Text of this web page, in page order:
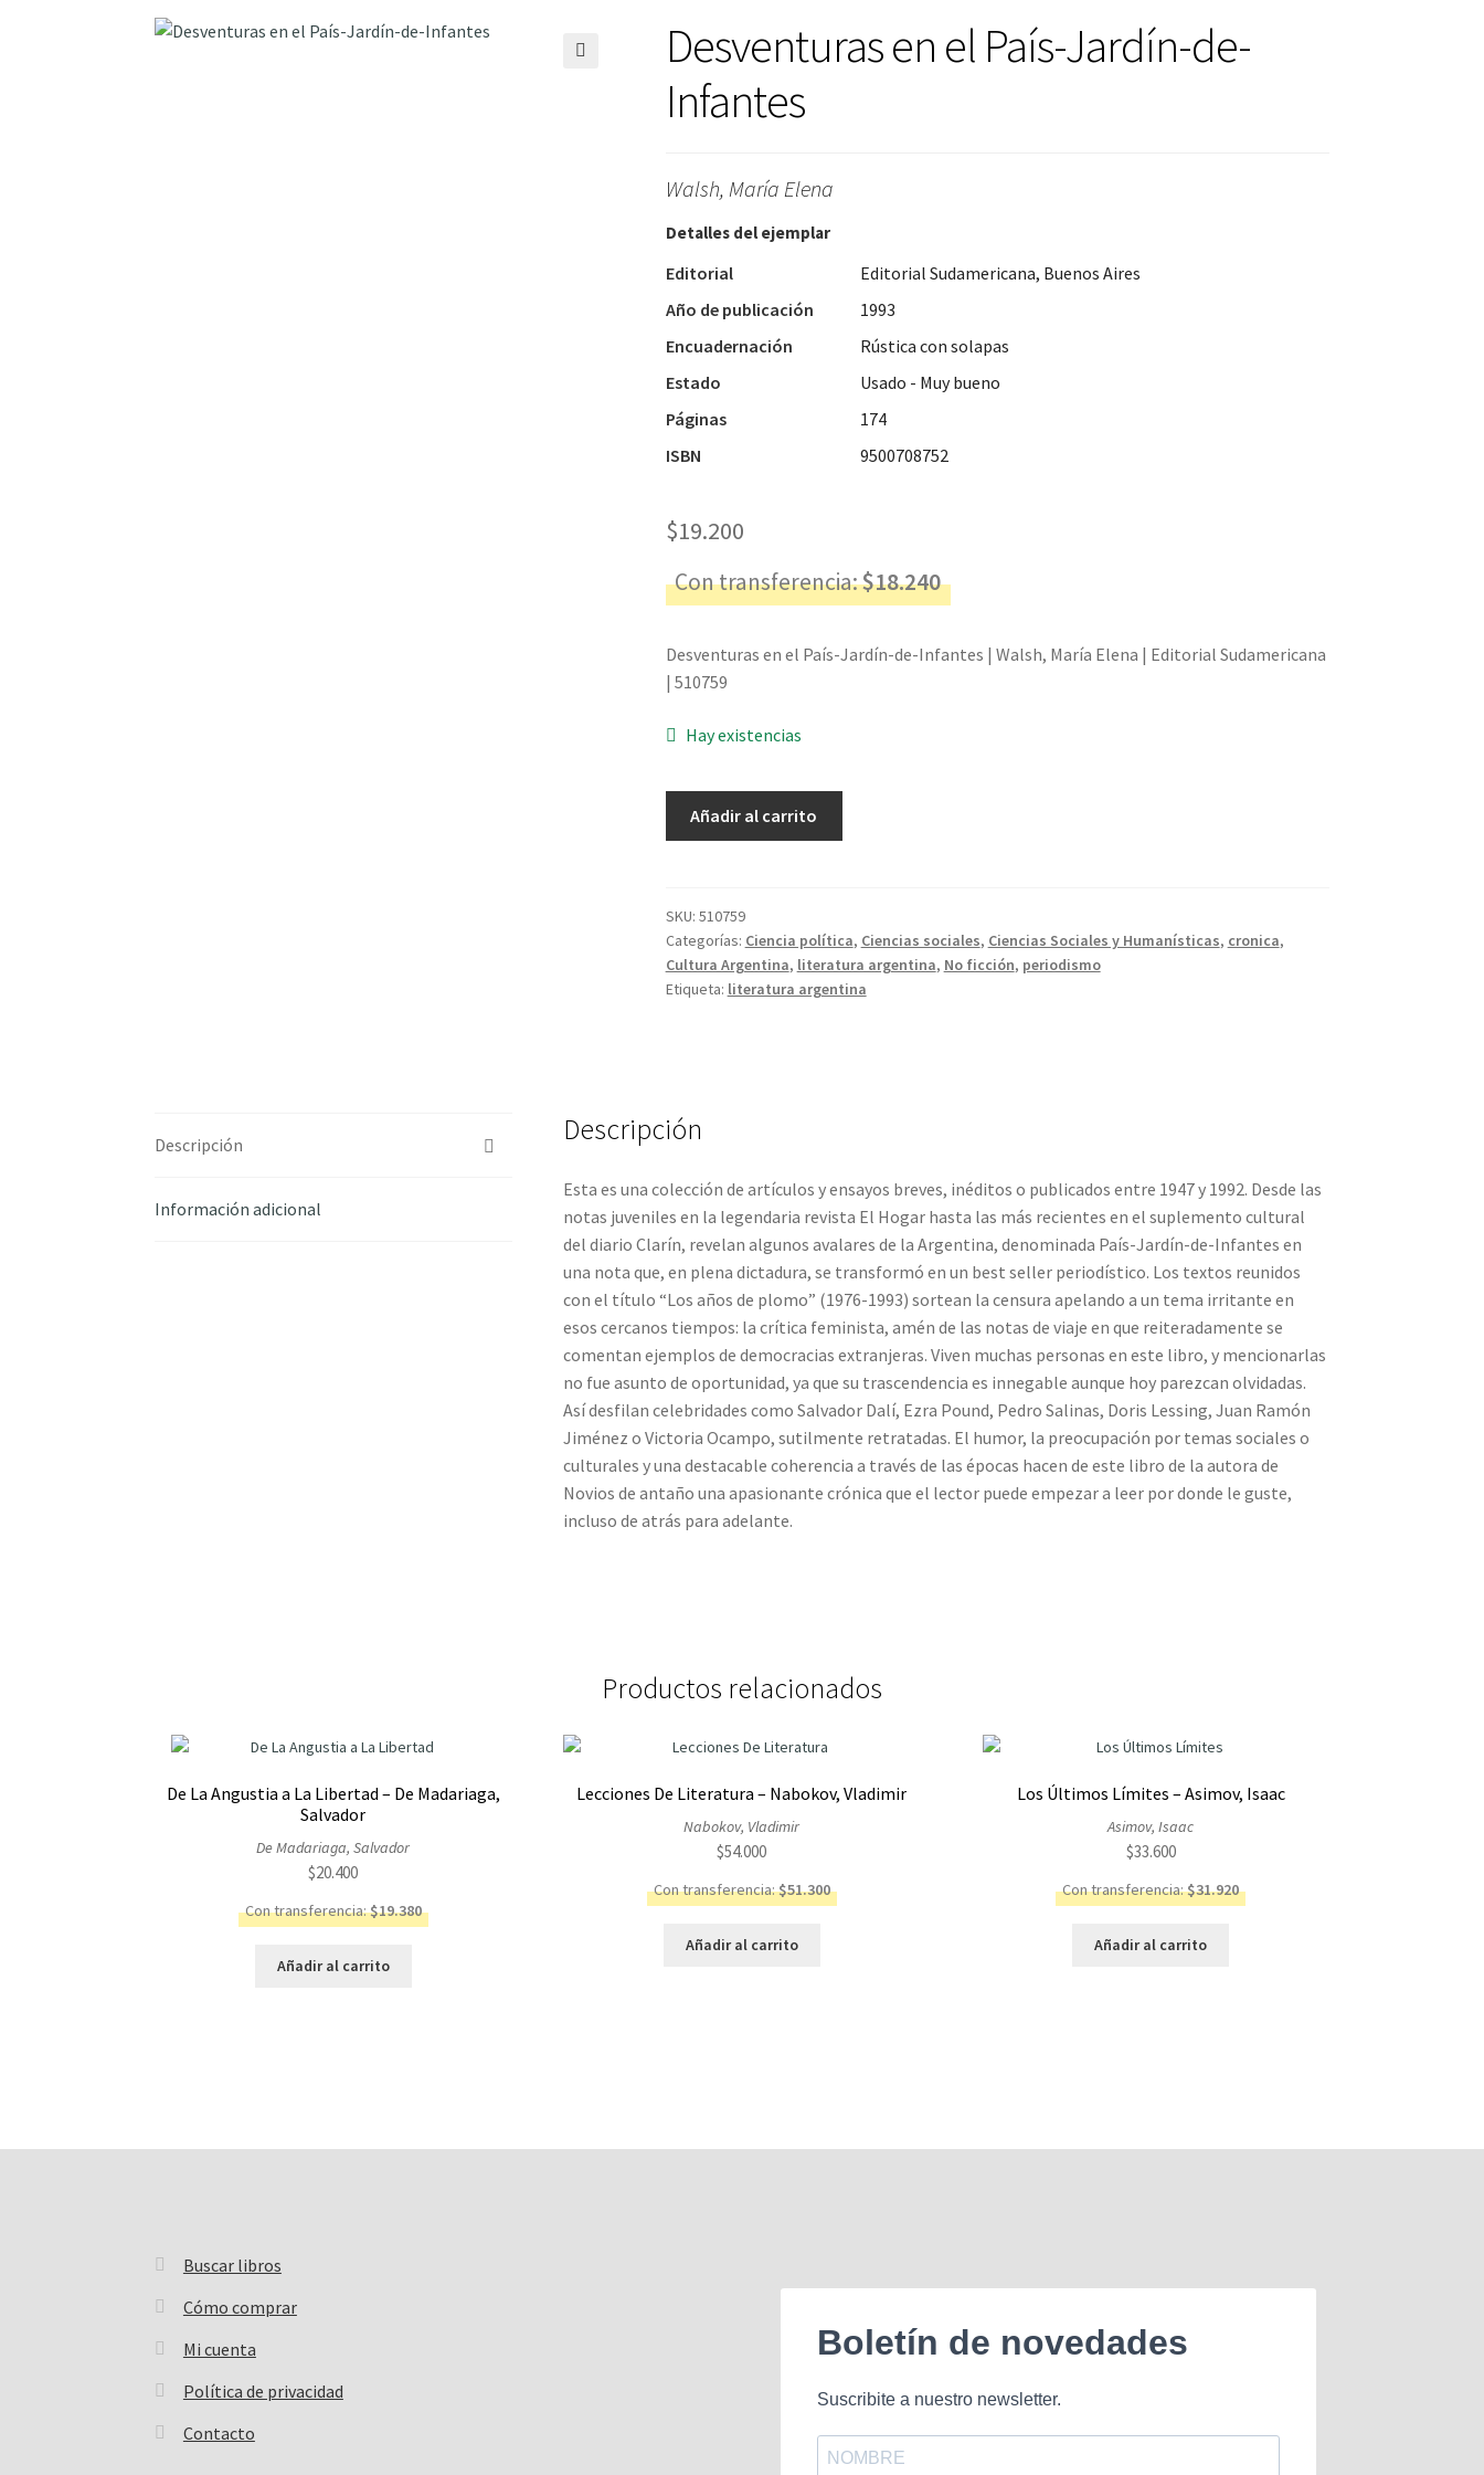
Desventuras en el País-Jardín-de-
Infantes
Walsh, María Elena
Detalles del ejemplar
Editorial
Editorial Sudamericana, Buenos Aires
Año de publicación
1993
Encuadernación
Rústica con solapas
Estado
Usado - Muy bueno
Páginas
174
ISBN
9500708752
$19.200
Con transferencia:$18.240
Desventuras en el País-Jardín-de-Infantes | Walsh, María Elena | Editorial Sudamericana
| 510759
Hay existencias
Jardín-
de-
Infantes
-
Añadir al carrito
SKU: 510759
Categorías: Ciencia política, Ciencias sociales, Ciencias Sociales y Humanísticas, cronica,
Cultura Argentina, literatura argentina, No ficción, periodismo
Etiqueta: literatura argentina
Descripción
Información adicional
Descripción
Esta es una colección de artículos y ensayos breves, inéditos o publicados entre 1947 y 1992. Desde las
notas juveniles en la legendaria revista El Hogar hasta las más recientes en el suplemento cultural
del diario Clarín, revelan algunos avalares de la Argentina, denominada País-Jardín-de-Infantes en
una nota que, en plena dictadura, se transformó en un best seller periodístico. Los textos reunidos
con el título “Los años de plomo” (1976-1993) sortean la censura apelando a un tema irritante en
esos cercanos tiempos: la crítica feminista, amén de las notas de viaje en que reiteradamente se
comentan ejemplos de democracias extranjeras. Viven muchas personas en este libro, y mencionarlas
no fue asunto de oportunidad, ya que su trascendencia es innegable aunque hoy parezcan olvidadas.
Así desfilan celebridades como Salvador Dalí, Ezra Pound, Pedro Salinas, Doris Lessing, Juan Ramón
Jiménez o Victoria Ocampo, sutilmente retratadas. El humor, la preocupación por temas sociales o
culturales y una destacable coherencia a través de las épocas hacen de este libro de la autora de
Novios de antaño una apasionante crónica que el lector puede empezar a leer por donde le guste,
incluso de atrás para adelante.
Productos relacionados
De La Angustia a La Libertad – De Madariaga,
Salvador
De Madariaga, Salvador
$20.400
Con transferencia:$19.380
Añadir al carrito
Lecciones De Literatura – Nabokov, Vladimir
Nabokov, Vladimir
$54.000
Con transferencia:$51.300
Añadir al carrito
Los Últimos Límites – Asimov, Isaac
Asimov, Isaac
$33.600
Con transferencia:$31.920
Añadir al carrito
Buscar libros
Buscar:
Cómo comprar
Mi cuenta
Política de privacidad
Contacto
Boletín de novedades
Suscribite a nuestro newsletter.